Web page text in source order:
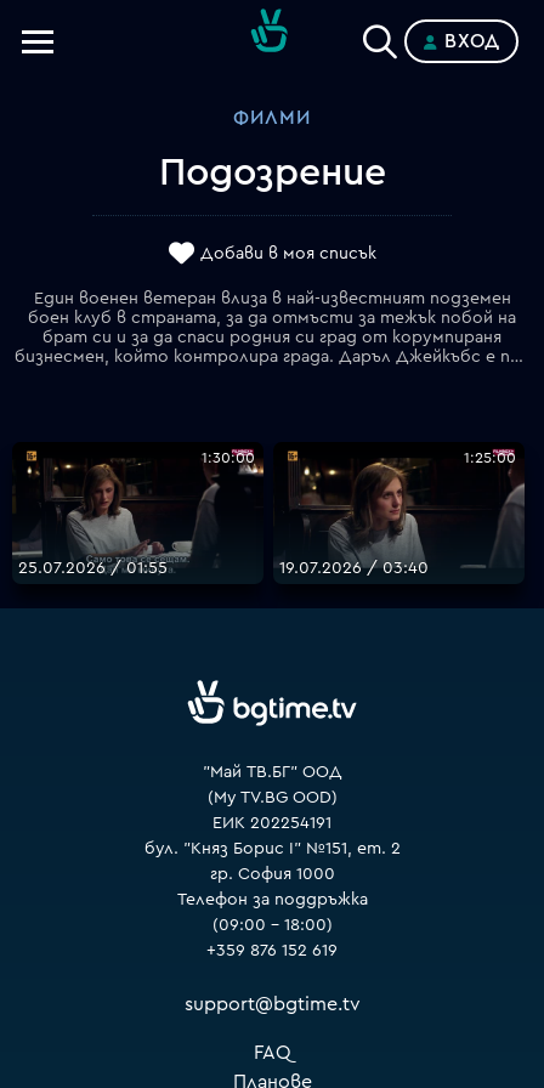
ВХОД
ФИЛМИ
Подозрение
Добави в моя списък
Един военен ветеран влиза в най-известният подземен
боен клуб в страната, за да отмъсти за тежък побой на
брат си и за да спаси родния си град от корумпираня
бизнесмен, който контролира града. Даръл Джейкъбс е пенсиониран гангстер, който живее във Финикс. Болен от рак, той ежедневно наблюдава центъра на града и посещава любимото си кафене. Млада сервитьорка Алисия Форет, студентката по право в Държавния Университет в Аризона, е заинтригувана от един мистериозен посетител и решава да го следва до дома. Те бързо образуват приятелството, което поставя Алисия в опасност, а Даръл принуждава да финализира всякакъв незавършен "бизнес." Гаджето на Алисия _ Том (Ейдън Бристоу) _ не одобри тяхното приятелство и започва да следва двойката. Откритието на Том за истинската самоличност на Даръл го поставя в състояние на паника. Не и за безопасността на своята приятелка, но особено за собствената си.
1:30:00
25.07.2026 / 01:55
1:25:00
19.07.2026 / 03:40
"Май ТВ.БГ" ООД
(My TV.BG OOD)
ЕИК 202254191
бул. "Княз Борис I" №151, ет. 2
гр. София 1000
Телефон за поддръжка
(09:00 – 18:00)
+359 876 152 619
support@bgtime.tv
FAQ
Планове